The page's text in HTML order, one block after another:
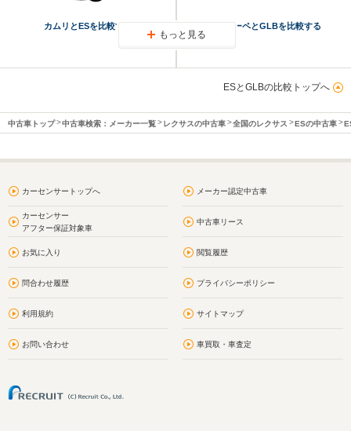
カムリとESを比較する GLEクーペとGLBを比較する
もっと見る
ESとGLBの比較トップへ
中古車トップ 中古車検索：メーカー一覧 レクサスの中古車 全国のレクサス ESの中古車
カーセンサートップへ メーカー認定中古車
カーセンサー
アフター保証対象車
中古車リース
お気に入り 閲覧履歴
問合わせ履歴 プライバシーポリシー
利用規約 サイトマップ
お問い合わせ 車買取・車査定